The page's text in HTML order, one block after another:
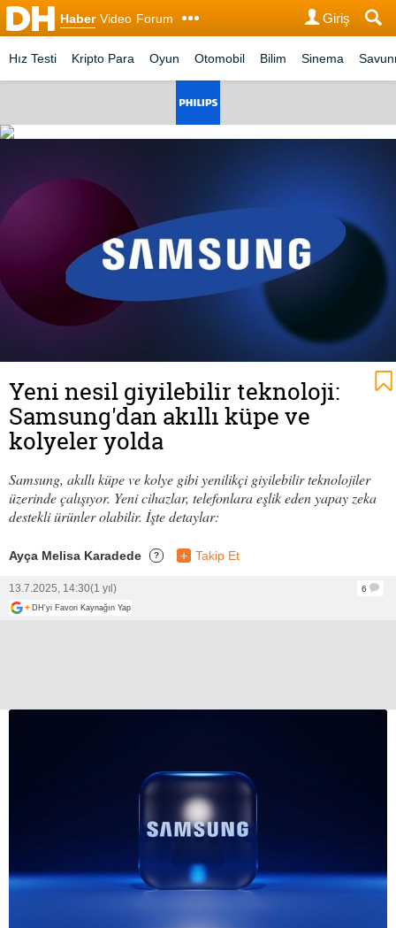
Haber Video Forum Giriş
Hız Testi Kripto Para Oyun Otomobil Bilim Sinema
Yeni nesil giyilebilir teknoloji:
Samsung'dan akıllı küpe ve
kolyeler yolda
Samsung, akıllı küpe ve kolye gibi yenilikçi giyilebilir teknolojiler
üzerinde çalışıyor. Yeni cihazlar, telefonlara eşlik eden yapay zeka
destekli ürünler olabilir. İşte detaylar:
Ayça Melisa Karadede ? + Takip Et
13.7.2025, 14:30(1 yıl)
6
+ DH'yi Favori Kaynağın Yap